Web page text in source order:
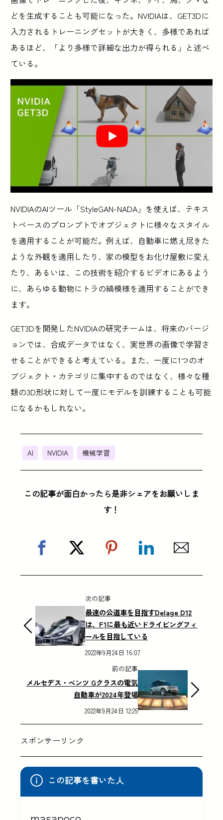
どを生成することも可能になった。NVIDIAは、GET3Dに
入力されるトレーニングセットが大きく、多様であれば
あるほど、「より多様で詳細な出力が得られる」と述べ
ている。
NVIDIAのAIツール「StyleGAN-NADA」を使えば、テキス
トベースのプロンプトでオブジェクトに様々なスタイル
を適用することが可能だ。例えば、自動車に燃え尽きた
ような外観を適用したり、家の模型をお化け屋敷に変え
たり、あるいは、この技術を紹介するビデオにあるよう
に、あらゆる動物にトラの縞模様を適用することができ
ます。
GET3Dを開発したNVIDIAの研究チームは、将来のバージ
ョンでは、合成データではなく、実世界の画像で学習さ
せることができると考えている。また、一度に1つのオ
ブジェクト・カテゴリに集中するのではなく、様々な種
類の3D形状に対して一度にモデルを訓練することも可能
になるかもしれない。
AI NVIDIA 機械学習
この記事が面白かったら是非シェアをお願いしま
す！
次の記事
最速の公道車を目指すDelage D12
は、F1に最も近いドライビングフィ
ールを目指している
2022年9月24日 16:07
前の記事
メルセデス・ベンツ Gクラスの電気
自動車が2024年登場
2022年9月24日 12:25
スポンサーリンク
この記事を書いた人